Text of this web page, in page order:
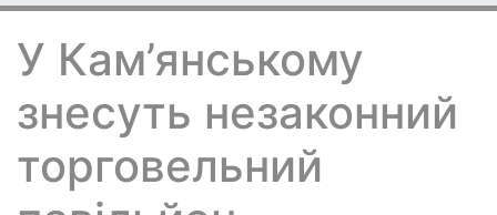
У Кам’янському
знесуть незаконний
торговельний